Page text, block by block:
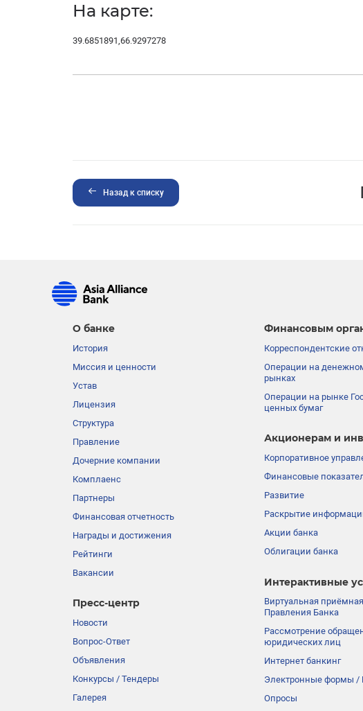
На карте:
39.6851891,66.9297278
Назад к списку
О банке
История
Миссия и ценности
Устав
Лицензия
Структура
Правление
Дочерние компании
Комплаенс
Партнеры
Финансовая отчетность
Награды и достижения
Рейтинги
Вакансии
Пресс-центр
Новости
Вопрос-Ответ
Объявления
Конкурсы / Тендеры
Галерея
Финансовым
Корреспондентские
Операции на
рынках
Операции на рынке
ценных бумаг
Акционерам и
Корпоративное
Финансовые
Развитие
Раскрытие
Акции банка
Облигации банка
Интерактивные
Виртуальная
Правления Банка
Рассмотрение
юридических лиц
Интернет банкинг
Электронные формы /
Опросы